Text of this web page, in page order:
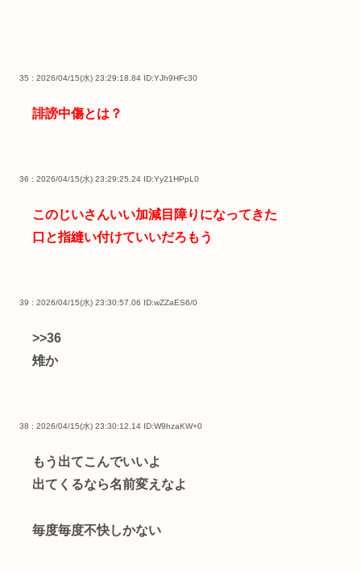
35 : 2026/04/15(水) 23:29:18.84 ID:YJh9HFc30
誹謗中傷とは？
36 : 2026/04/15(水) 23:29:25.24 ID:Yy21HPpL0
このじいさんいい加減目障りになってきた
口と指縫い付けていいだろもう
39 : 2026/04/15(水) 23:30:57.06 ID:wZZaES6/0
>>36
雉か
38 : 2026/04/15(水) 23:30:12.14 ID:W9hzaKW+0
もう出てこんでいいよ
出てくるなら名前変えなよ
毎度毎度不快しかない